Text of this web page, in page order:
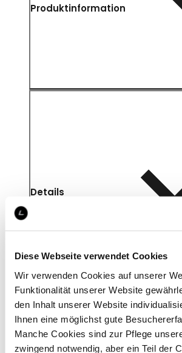
Diese Webseite verwendet Cookies
Wir verwenden Cookies auf unserer
Funktionalität unserer Website
den Inhalt unserer Website
Ihnen eine möglichst gute
Manche Cookies sind zur Pflege
zwingend notwendig, aber ein Teil der
Produktinformation
Details